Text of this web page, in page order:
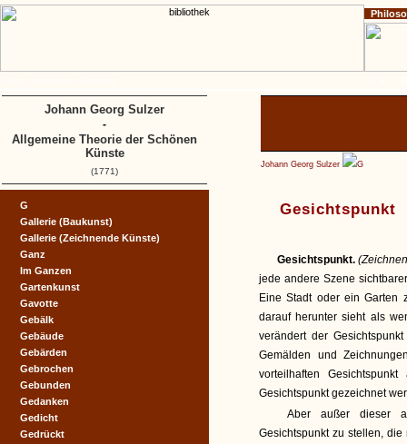
Johann Georg Sulzer G
Gesichtspunkt
Gesichtspunkt.
jede andere Szene
Eine Stadt oder ein Garten
darauf herunter sieht als
verändert der
Gemälden und
vorteilhaften
Gesichtspunkt gezeichnet
Aber außer dieser
Gesichtspunkt zu stellen,
G
Gallerie (Baukunst)
Gallerie (Zeichnende Künste)
Ganz
Im Ganzen
Gartenkunst
Gavotte
Gebälk
Gebäude
Gebärden
Gebrochen
Gebunden
Gedanken
Gedicht
Gedrückt
Johann Georg Sulzer
-
Allgemeine Theorie der Schönen
Künste
(1771)